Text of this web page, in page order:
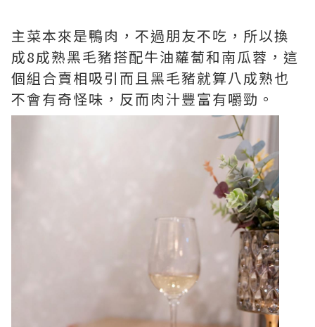
主菜本來是鴨肉，不過朋友不吃，所以換
成8成熟黑毛豬搭配牛油蘿蔔和南瓜蓉，這
個組合賣相吸引而且黑毛豬就算八成熟也
不會有奇怪味，反而肉汁豐富有嚼勁。